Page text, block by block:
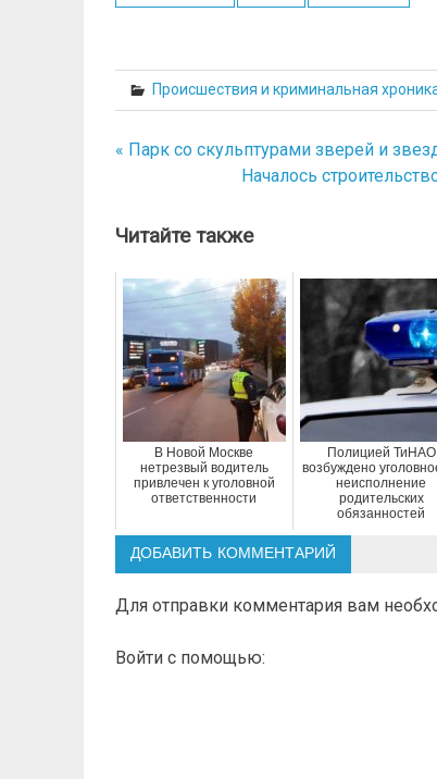
Происшествия и криминальная
Навигация
записям
« Парк со скульптурами зверей и
Началось
Читайте также
В Новой Москве
нетрезвый водитель
привлечен к уголовной
ответственности
Полицией ТиНАО
возбуждено
неисполнение
родительских
обязанностей
ДОБАВИТЬ КОММЕНТАРИЙ
Для отправки комментария вам
Войти с помощью: